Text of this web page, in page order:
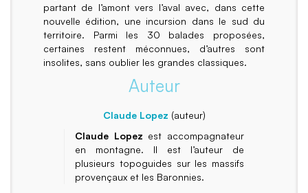
partant de l’amont vers l’aval avec, dans cette
nouvelle édition, une incursion dans le sud du
territoire. Parmi les 30 balades proposées,
certaines restent méconnues, d’autres sont
insolites, sans oublier les grandes classiques.
Auteur
Claude Lopez (auteur)
Claude Lopez est accompagnateur
en montagne. Il est l’auteur de
plusieurs topoguides sur les massifs
provençaux et les Baronnies.